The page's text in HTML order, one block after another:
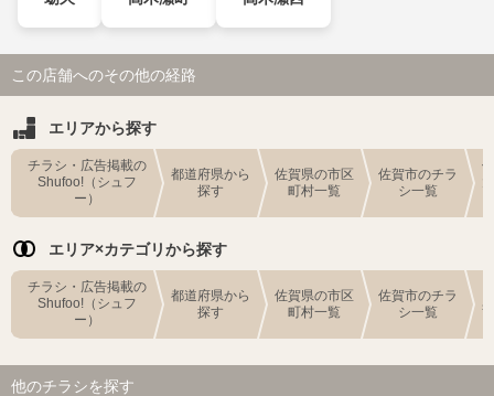
この店舗へのその他の経路
エリアから探す
チラシ・広告掲載の
Shufoo!（シュフ
ー）
都道府県から
探す
佐賀県の市区
町村一覧
佐賀市のチラ
シ一覧
エリア×カテゴリから探す
チラシ・広告掲載の
Shufoo!（シュフ
ー）
都道府県から
探す
佐賀県の市区
町村一覧
佐賀市のチラ
シ一覧
他のチラシを探す